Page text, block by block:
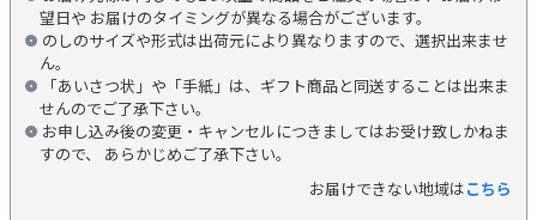
望日や お届けのタイミングが異なる場合がございます。
のしのサイズや形式は出荷元により異なりますので、選択出来ませ
ん。
「あいさつ状」や「手紙」は、ギフト商品と同送することは出来ま
せんのでご了承下さい。
お申し込み後の変更・キャンセルにつきましてはお受け致しかねま
すので、 あらかじめご了承下さい。
お届けできない地域はこちら